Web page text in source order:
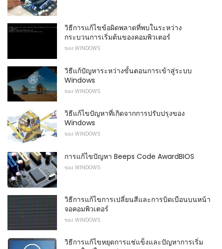
วิธีการแก้ไขข้อผิดพลาดที่พบในระหว่าง
กระบวนการเริ่มต้นของคอมพิวเตอร์
ของ WINDOWS
วิธีแก้ปัญหาระหว่างขั้นตอนการเข้าสู่ระบบ
Windows
ของ WINDOWS
วิธีแก้ไขปัญหาที่เกิดจากการปรับปรุงของ
Windows
ของ WINDOWS
การแก้ไขปัญหา Beeps Code AwardBIOS
ของ WINDOWS
วิธีการแก้ไขการเปลี่ยนสีและการบิดเบือนบนหน้า
จอคอมพิวเตอร์
ของ WINDOWS
วิธีการแก้ไขหยุดการแช่แข็งและปัญหาการเริ่ม